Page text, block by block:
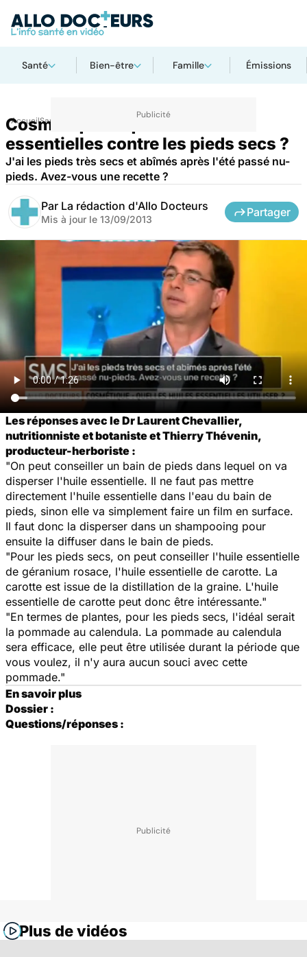
Santé Bien-être Famille Émissions
AccueilSanté
Cosmétiques : quelles huiles
essentielles contre les pieds secs ?
J'ai les pieds très secs et abîmés après l'été passé nu-
pieds. Avez-vous une recette ?
Par La rédaction d'Allo Docteurs
Mis à jour le 13/09/2013
Partager
Les réponses avec le Dr Laurent Chevallier,
nutritionniste et botaniste et Thierry Thévenin,
producteur-herboriste :
"On peut conseiller un bain de pieds dans lequel on va
disperser l'huile essentielle. Il ne faut pas mettre
directement l'huile essentielle dans l'eau du bain de
pieds, sinon elle va simplement faire un film en surface.
Il faut donc la disperser dans un shampooing pour
ensuite la diffuser dans le bain de pieds.
"Pour les pieds secs, on peut conseiller l'huile essentielle
de géranium rosace, l'huile essentielle de carotte. La
carotte est issue de la distillation de la graine. L'huile
essentielle de carotte peut donc être intéressante."
"En termes de plantes, pour les pieds secs, l'idéal serait
la pommade au calendula. La pommade au calendula
sera efficace, elle peut être utilisée durant la période que
vous voulez, il n'y aura aucun souci avec cette
pommade."
En savoir plus
Dossier :
Questions/réponses :
Plus de vidéos